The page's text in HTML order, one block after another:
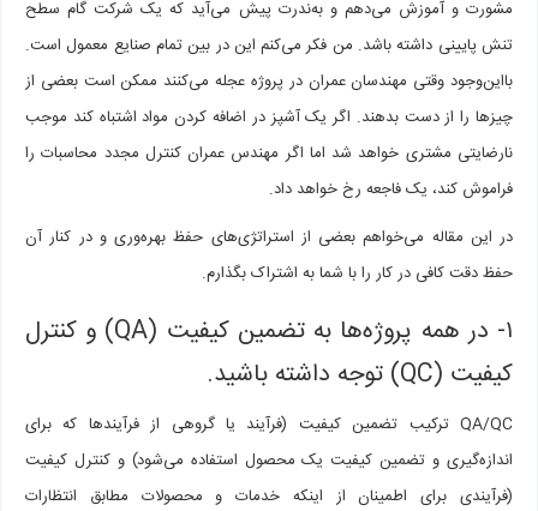
مشورت و آموزش می‌دهم و به‌ندرت پیش می‌آید که یک شرکت گام سطح
تنش پایینی داشته باشد. من فکر می‌کنم این در بین تمام صنایع معمول است.
بااین‌وجود وقتی مهندسان عمران در پروژه عجله می‌کنند ممکن است بعضی از
چیزها را از دست بدهند. اگر یک آشپز در اضافه کردن مواد اشتباه کند موجب
نارضایتی مشتری خواهد شد اما اگر مهندس عمران کنترل مجدد محاسبات را
فراموش کند، یک فاجعه رخ خواهد داد.
در این مقاله می‌خواهم بعضی از استراتژی‌های حفظ بهره‌وری و در کنار آن
حفظ دقت کافی در کار را با شما به اشتراک بگذارم.
۱- در همه پروژه‌ها به تضمین کیفیت (QA) و کنترل
کیفیت (QC) توجه داشته باشید.
QA/QC ترکیب تضمین کیفیت (فرآیند یا گروهی از فرآیندها که برای
اندازه‌گیری و تضمین کیفیت یک محصول استفاده می‌شود) و کنترل کیفیت
(فرآیندی برای اطمینان از اینکه خدمات و محصولات مطابق انتظارات